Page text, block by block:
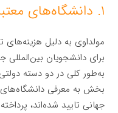
۱. دانشگاه‌های معتبر مولداوی
مولداوی به دلیل
برای دانشجویان
به‌طور کلی در دو دسته
بخش به معرفی
جهانی تایید شده‌اند،